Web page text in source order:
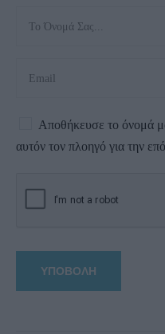
Αποθήκευσε το όνομά
αυτόν τον πλοηγό για την